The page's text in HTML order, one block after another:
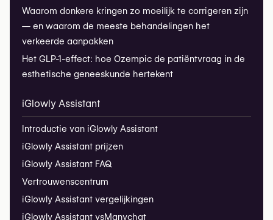
Waarom donkere kringen zo moeilijk te corrigeren zijn
— en waarom de meeste behandelingen het
verkeerde aanpakken
Het GLP-1-effect: hoe Ozempic de patiëntvraag in de
esthetische geneeskunde hertekent
iGlowly Assistant
Introductie van iGlowly Assistant
iGlowly Assistant prijzen
iGlowly Assistant FAQ
Vertrouwenscentrum
iGlowly Assistant vergelijkingen
iGlowly Assistant vsManychat